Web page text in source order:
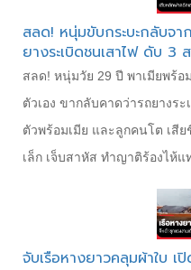
สลด! หนุ่มขับกระบะกลับจา
ยางระเบิดชนเสาไฟ ดับ 3
สลด! หนุ่มวัย 29 ปี พาเมียพร้อ
ตัวเอง ขากลับคาดว่ารถยางร
ตัวพร้อมเมีย และลูกคนโต เสี
เล็ก เจ็บสาหัส ทำญาติร้องไห้แ
จับเรือหางยาวคลุมผ้าใบ เ